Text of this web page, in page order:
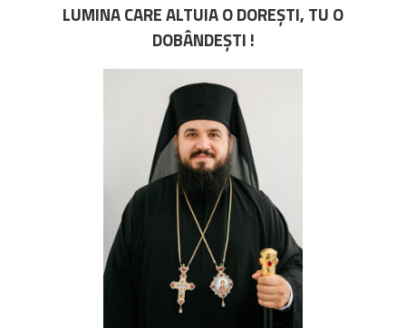
Centre și
Asociații
Cimitire
Parohii
RESURSE
Apostolia Italia
Comunicate de presă
Statutele și legile
Scrisori pastorale
Bibliotecă
Resurse multimedia
Opinii ortodoxe
LUMINA CARE ALTUIA O DOREȘTI, TU O
DOBÂNDEȘTI !